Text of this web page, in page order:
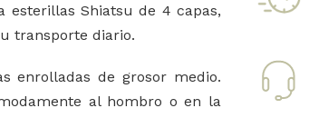
esterillas Shiatsu de 4 capas,
transporte diario.
enrolladas de grosor medio.
al hombro o en la